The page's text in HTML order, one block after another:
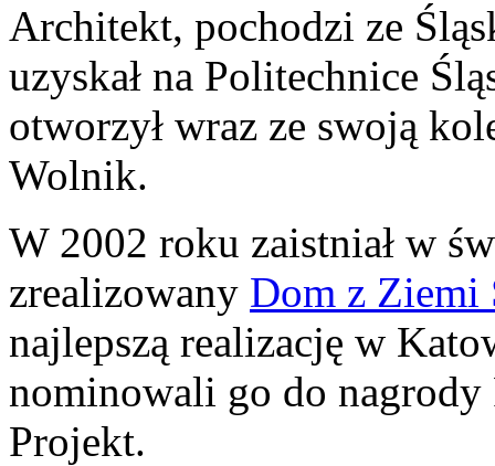
Architekt, pochodzi ze
uzyskał na Politechnice
otworzył wraz ze swoją
Wolnik.
W 2002 roku zaistniał w
zrealizowany Dom z Ziemi
najlepszą realizację w
nominowali go do nagrody
Projekt.